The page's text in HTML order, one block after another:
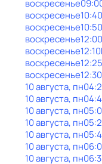
воскресенье
воскресенье10:40
воскресенье10:50
воскресенье12:00
воскресенье12:10
воскресенье12:25
воскресенье12:30
10 августа, пн
10 августа, пн
10 августа, пн
10 августа, пн
10 августа, пн
10 августа, пн
10 августа, пн